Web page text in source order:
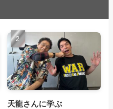
天龍さんに学ぶ